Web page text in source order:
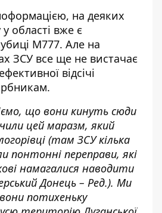
на деяких
області вже є
М777. Але на
ЗСУ все ще не вистачає
відсічі
що вони кинуть сюди
цей маразм, який
(там ЗСУ кілька
понтонні переправи, які
намагалися наводити
Донець – Ред.). Ми
потихеньку